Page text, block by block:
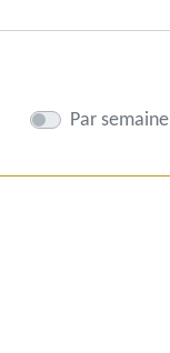
Par semaine